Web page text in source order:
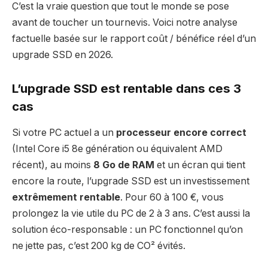
C’est la vraie question que tout le monde se pose
avant de toucher un tournevis. Voici notre analyse
factuelle basée sur le rapport coût / bénéfice réel d’un
upgrade SSD en 2026.
L’upgrade SSD est rentable dans ces 3
cas
Si votre PC actuel a un processeur encore correct
(Intel Core i5 8e génération ou équivalent AMD
récent), au moins 8 Go de RAM et un écran qui tient
encore la route, l’upgrade SSD est un investissement
extrêmement rentable. Pour 60 à 100 €, vous
prolongez la vie utile du PC de 2 à 3 ans. C’est aussi la
solution éco-responsable : un PC fonctionnel qu’on
ne jette pas, c’est 200 kg de CO² évités.